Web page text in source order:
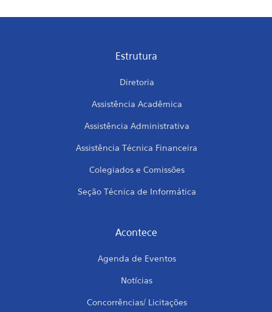
Estrutura
Diretoria
Assistência Acadêmica
Assistência Administrativa
Assistência Técnica Financeira
Colegiados e Comissões
Seção Técnica de Informática
Acontece
Agenda de Eventos
Notícias
Concorrências/ Licitações